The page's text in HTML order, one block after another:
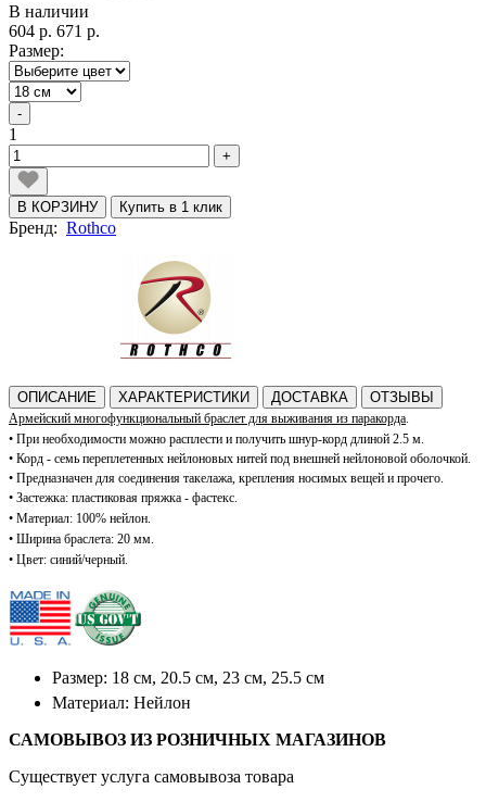
В наличии
604 р. 671 р.
Размер:
-
1
+
В КОРЗИНУ Купить в 1 клик
Бренд: Rothco
ОПИСАНИЕ ХАРАКТЕРИСТИКИ ДОСТАВКА ОТЗЫВЫ
Армейский многофункциональный браслет для выживания из паракорда.
• При необходимости можно расплести и получить шнур-корд длиной 2.5 м.
• Корд - семь переплетенных нейлоновых нитей под внешней нейлоновой оболочкой.
• Предназначен для соединения такелажа, крепления носимых вещей и прочего.
• Застежка: пластиковая пряжка - фастекс.
• Материал: 100% нейлон.
• Ширина браслета: 20 мм.
• Цвет: синий/черный.
Размер: 18 см, 20.5 см, 23 см, 25.5 см
Материал: Нейлон
САМОВЫВОЗ ИЗ РОЗНИЧНЫХ МАГАЗИНОВ
Существует услуга самовывоза товара